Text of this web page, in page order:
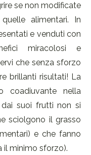
se non modificate
alimentari. In
e venduti con
miracolosi e
che senza sforzo
brillanti risultati! La
coadiuvante nella
suoi frutti non si
sciolgono il grasso
e che fanno
il minimo sforzo).